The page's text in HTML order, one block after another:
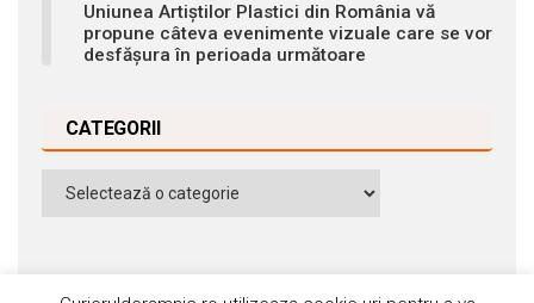
Uniunea Artiștilor Plastici din România vă
propune câteva evenimente vizuale care se vor
desfășura în perioada următoare
CATEGORII
Categorii